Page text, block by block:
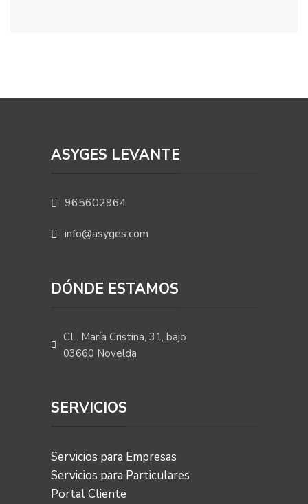
ASYGES LEVANTE
965602964
info@asyges.com
DÓNDE ESTAMOS
CL. María Cristina, 31, bajo
03660 Novelda
SERVICIOS
Servicios para Empresas
Servicios para Particulares
Portal Cliente